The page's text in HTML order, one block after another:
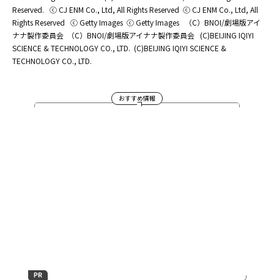
Reserved. ⓒ CJ ENM Co., Ltd, All Rights Reserved ⓒ CJ ENM Co., Ltd, All
Rights Reserved ⓒ Getty Images ⓒ Getty Images
（C）BNOI/劇場版アイ
ナナ製作委員会
（C）BNOI/劇場版アイナナ製作委員会 (C)BEIJING IQIYI
SCIENCE & TECHNOLOGY CO., LTD. (C)BEIJING IQIYI SCIENCE &
TECHNOLOGY CO., LTD.
おすすめ情報